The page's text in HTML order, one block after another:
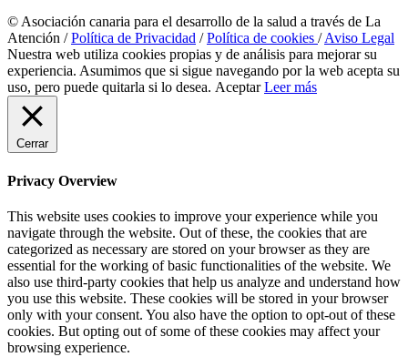
© Asociación canaria para el desarrollo de la salud a través de La
Atención /Política de Privacidad /Política de cookies /Aviso Legal
Nuestra web utiliza cookies propias y de análisis para mejorar su
experiencia. Asumimos que si sigue navegando por la web acepta su
uso, pero puede quitarla si lo desea. Aceptar Leer más
Cerrar
Privacy Overview
This website uses cookies to improve your experience while you
navigate through the website. Out of these, the cookies that are
categorized as necessary are stored on your browser as they are
essential for the working of basic functionalities of the website. We
also use third-party cookies that help us analyze and understand how
you use this website. These cookies will be stored in your browser
only with your consent. You also have the option to opt-out of these
cookies. But opting out of some of these cookies may affect your
browsing experience.